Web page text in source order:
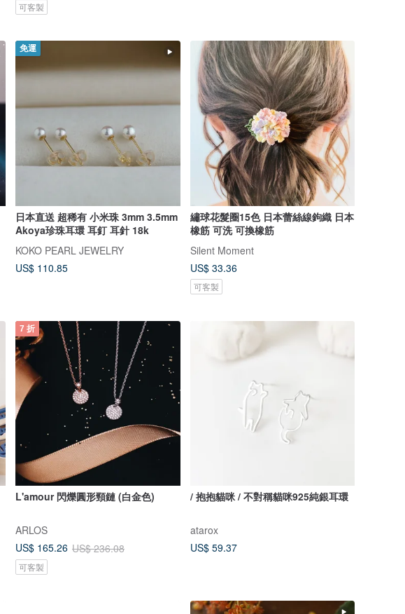
可客製
免運
日本直送 超稀有 小米珠 3mm 3.5mm
Akoya珍珠耳環 耳釘 耳針 18k
KOKO PEARL JEWELRY
US$ 110.85
繡球花髮圈15色 日本蕾絲線鉤織 日本
橡筋 可洗 可換橡筋
Silent Moment
US$ 33.36
可客製
7 折
L'amour 閃爍圓形頸鏈 (白金色)
ARLOS
US$ 165.26 US$ 236.08
可客製
/ 抱抱貓咪 / 不對稱貓咪925純銀耳環
atarox
US$ 59.37